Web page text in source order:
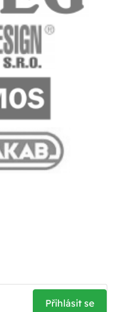
Přihlásit se